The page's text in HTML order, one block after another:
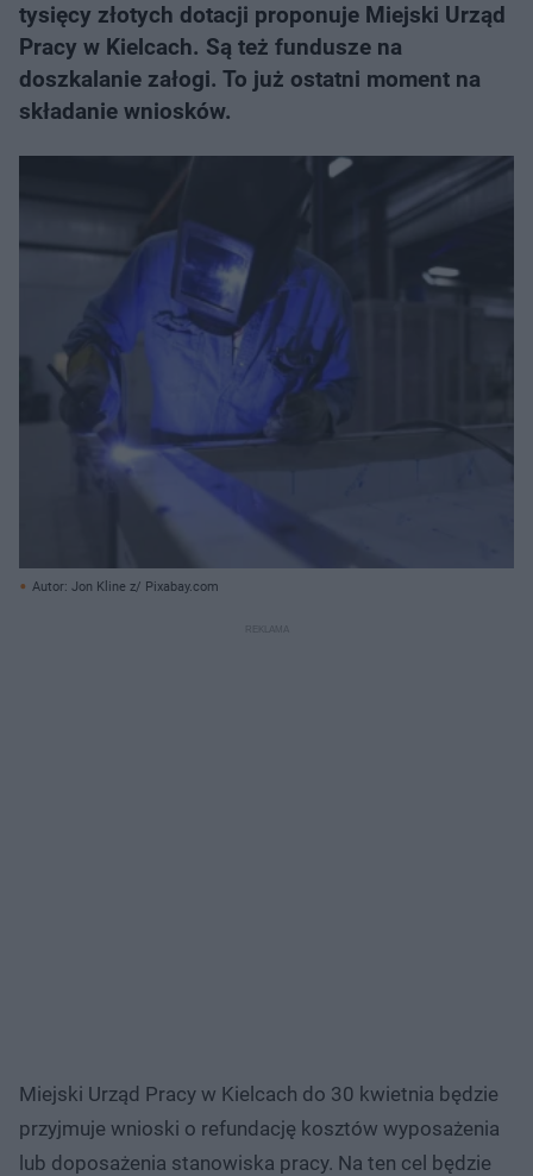
tysięcy złotych dotacji proponuje Miejski Urząd
Pracy w Kielcach. Są też fundusze na
doszkalanie załogi. To już ostatni moment na
składanie wniosków.
Autor: Jon Kline z/ Pixabay.com
Miejski Urząd Pracy w Kielcach do 30 kwietnia będzie
przyjmuje wnioski o refundację kosztów wyposażenia
lub doposażenia stanowiska pracy. Na ten cel będzie